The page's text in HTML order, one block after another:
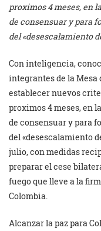
proximos 4 meses, en
de consensuar y para
del «desescalamiento
Con inteligencia,
integrantes de la Mesa
establecer nuevos
proximos 4 meses, en
de consensuar y para
del «desescalamiento
julio, con medidas
preparar el cese
fuego que lleve a la
Colombia.
Alcanzar la paz para